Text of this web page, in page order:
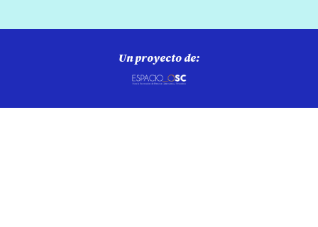
Un proyecto de: